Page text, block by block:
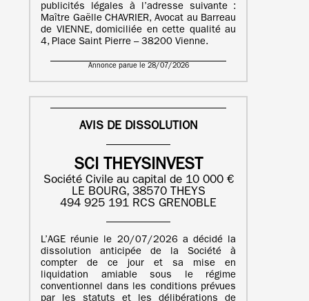
publicités légales à l’adresse suivante :
Maître Gaëlle CHAVRIER, Avocat au Barreau
de VIENNE, domiciliée en cette qualité au
4, Place Saint Pierre – 38200 Vienne.
Annonce parue le 28/07/2026
AVIS DE DISSOLUTION
SCI THEYSINVEST
Société Civile au capital de 10 000 €
LE BOURG, 38570 THEYS
494 925 191 RCS GRENOBLE
L’AGE réunie le 20/07/2026 a décidé la
dissolution anticipée de la Société à
compter de ce jour et sa mise en
liquidation amiable sous le régime
conventionnel dans les conditions prévues